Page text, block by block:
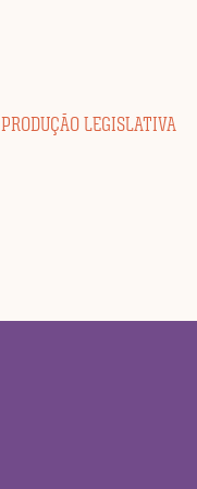
PRODUÇÃO LEGISLATIVA